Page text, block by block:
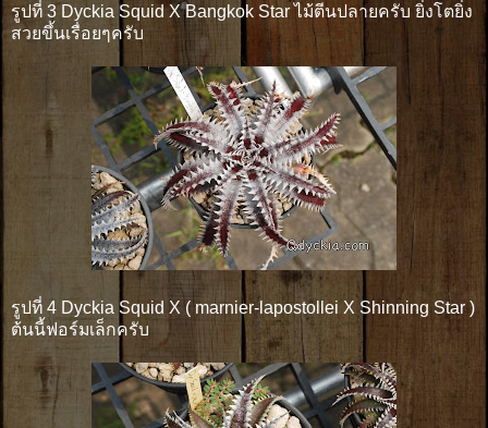
รูปที่ 3 Dyckia Squid X Bangkok Star ไม้ตีนปลายครับ ยิ่งโตยิ่ง
สวยขึ้นเรื่อยๆครับ
รูปที่ 4 Dyckia Squid X ( marnier-lapostollei X Shinning Star )
ต้นนี้ฟอร์มเล็กครับ